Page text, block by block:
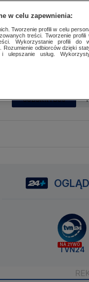
SUBSKRYBUJ
NA ŻYWO
TVN24
w celu zapewnienia:
Tworzenie profili w celu
treści. Tworzenie profili
Wykorzystanie profili do
Rozumienie odbiorców dzięki
usług.